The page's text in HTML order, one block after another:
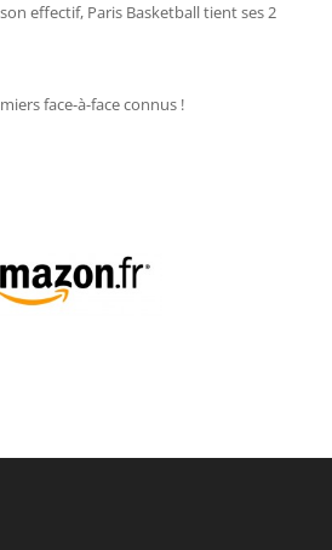
effectif, Paris Basketball tient ses 2
face-à-face connus !